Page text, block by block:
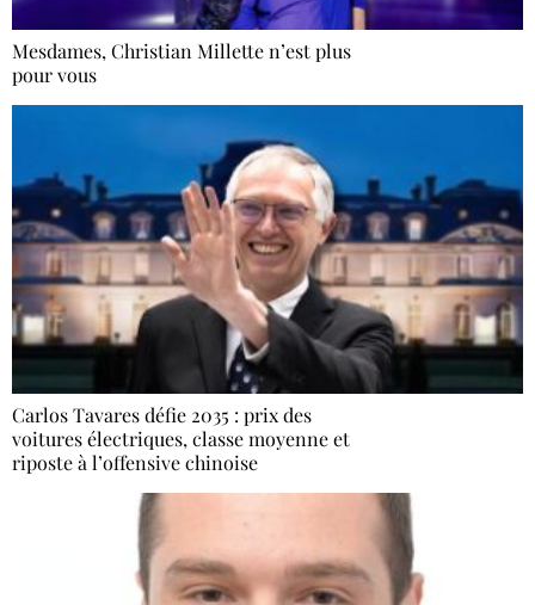
Mesdames, Christian Millette n’est plus
pour vous
Carlos Tavares défie 2035 : prix des
voitures électriques, classe moyenne et
riposte à l’offensive chinoise